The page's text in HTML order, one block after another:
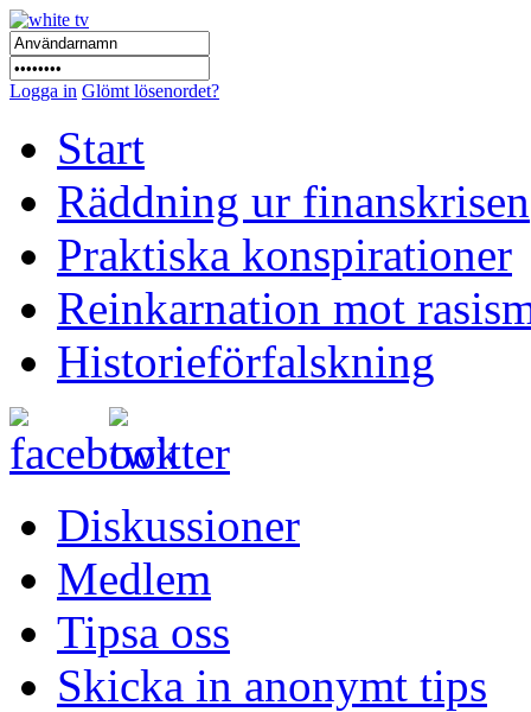
Logga in Glömt lösenordet?
Start
Räddning ur finanskrisen
Praktiska konspirationer
Reinkarnation mot
Historieförfalskning
Diskussioner
Medlem
Tipsa oss
Skicka in anonymt tips